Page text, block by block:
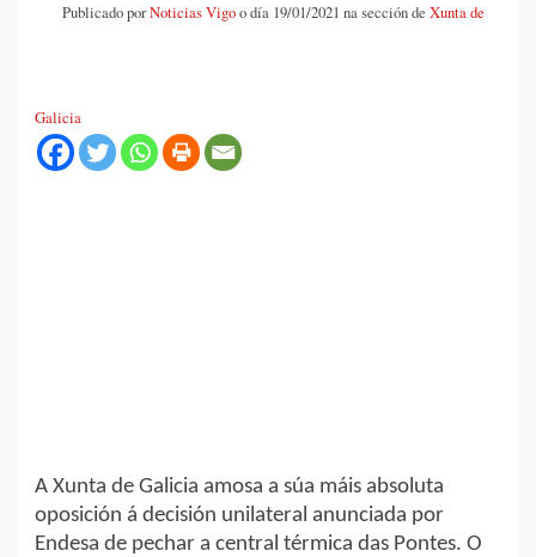
Publicado porNoticias Vigoo día 19/01/2021 na sección de Xunta de
Galicia
A Xunta de Galicia amosa a súa máis absoluta
oposición á decisión unilateral anunciada por
Endesa de pechar a central térmica das Pontes. O